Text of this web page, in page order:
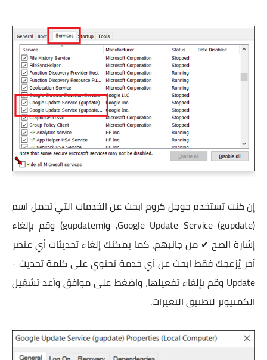
إن كنت تستخدم جوجل كروم ابحث عن الخدمات التي تحمل اسم
(Google Update Service (gupdate، و(gupdatem) وقم بإلغاء
إشارة الصح ✔ من جانبهم، كما يمكنك إلغاء تحديثات أي عنصر
آخر يُزعجك فقط ابحث عن أي خدمة تحتوي على كلمة تحديث -
Update وقم بإلغاء تفعيلها، واضغط على موافق وأعد تشغيل
الكمبيوتر لتطبيق التغيرات.